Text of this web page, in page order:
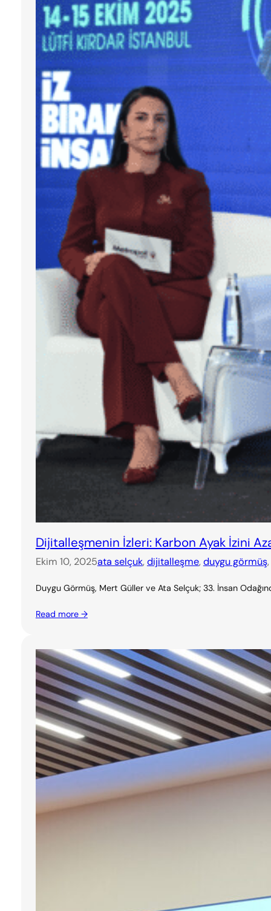
Dijitalleşmenin İzleri: Karbon Ayak İzini
Ekim 10, 2025ata selçuk, dijitalleşme, duygu görmüş,
Duygu Görmüş, Mert Güller ve Ata Selçuk; 33. İnsan
Read more →